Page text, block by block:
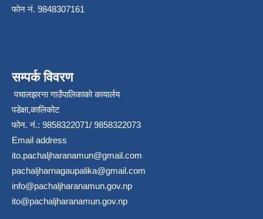
फोन नं. 9848307161
सम्पर्क विवरण
पचालझरना गाउँपालिकाको कायार्लय
पडेक्षा,कालिकोट
फोन. नं.: 9858322071/ 9858322073
Email address
ito.pachaljharanamun@gmail.com
pachaljharnagaupalika@gmail.com
info@pachaljharanamun.gov.np
ito@pachaljharanamun.gov.np